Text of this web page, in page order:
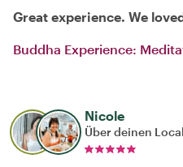
Great experience. We
Buddha Experience:
Nicole
Über deinen Local